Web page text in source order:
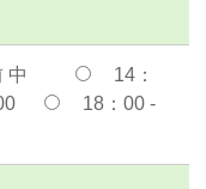
中
14：
18：00 -